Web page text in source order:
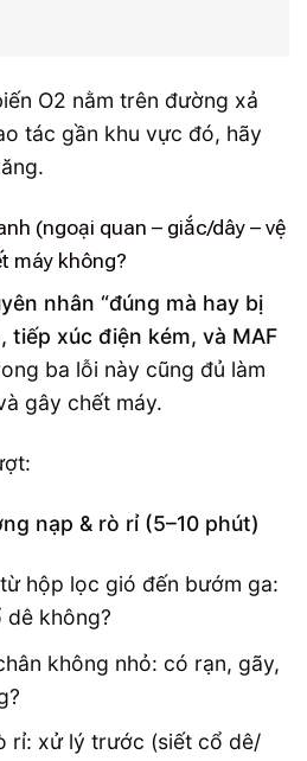
O2 nằm trên đường xả
tác gần khu vực đó, hãy
(ngoại quan – giắc/dây – vệ
máy không?
nhân “đúng mà hay bị
tiếp xúc điện kém, và MAF
ba lỗi này cũng đủ làm
gây chết máy.
nạp & rò rỉ (5–10 phút)
hộp lọc gió đến bướm ga:
không?
không nhỏ: có rạn, gãy,
rỉ: xử lý trước (siết cổ dê/